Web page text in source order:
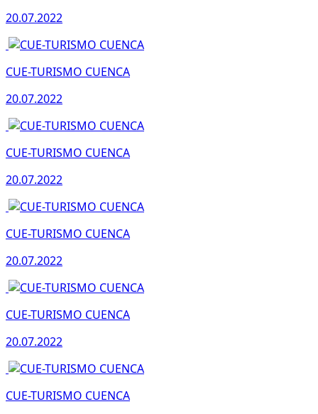
20.07.2022
CUE-TURISMO CUENCA
20.07.2022
CUE-TURISMO CUENCA
20.07.2022
CUE-TURISMO CUENCA
20.07.2022
CUE-TURISMO CUENCA
20.07.2022
CUE-TURISMO CUENCA